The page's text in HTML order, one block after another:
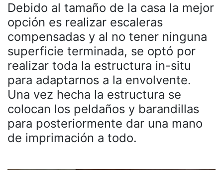
Debido al tamaño de la casa la mejor
opción es realizar escaleras
compensadas y al no tener ninguna
superficie terminada, se optó por
realizar toda la estructura in-situ
para adaptarnos a la envolvente.
Una vez hecha la estructura se
colocan los peldaños y barandillas
para posteriormente dar una mano
de imprimación a todo.